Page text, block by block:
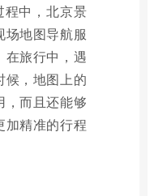
程中，北京景
场地图导航服
在旅行中，遇
候，地图上的
，而且还能够
加精准的行程